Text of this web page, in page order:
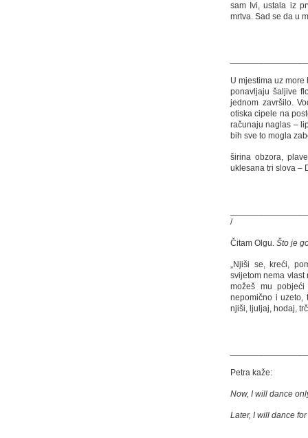
sam Ivi, ustala iz
mrtva. Sad se da u
U mjestima uz
ponavljaju šaljive
jednom završilo.
otiska cipele na
računaju naglas –
bih sve to mogla
širina obzora,
uklesana tri slova –
/
Čitam Olgu. Što je
„Njiši se, kreći,
svijetom nema vlast
možeš mu
nepomično i uzeto,
njiši, ljuljaj, hodaj,
Petra kaže:
Now, I will dance
Later, I will dance